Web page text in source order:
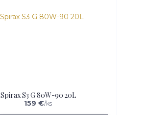
Spirax S3 G 80W-90 20L
159 €/ks